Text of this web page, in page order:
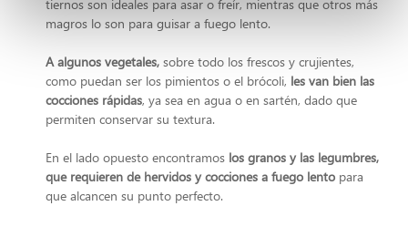
tiernos son ideales para asar o freír, mientras que otros más
magros lo son para guisar a fuego lento.
A algunos vegetales, sobre todo los frescos y crujientes,
como puedan ser los pimientos o el brócoli, les van bien las
cocciones rápidas, ya sea en agua o en sartén, dado que
permiten conservar su textura.
En el lado opuesto encontramos los granos y las legumbres,
que requieren de hervidos y cocciones a fuego lento para
que alcancen su punto perfecto.